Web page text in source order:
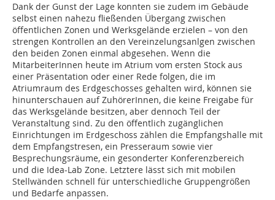
Dank der Gunst der Lage konnten sie zudem im Gebäude
selbst einen nahezu fließenden Übergang zwischen
öffentlichen Zonen und Werksgelände erzielen – von den
strengen Kontrollen an den Vereinzelungsanlgen zwischen
den beiden Zonen einmal abgesehen. Wenn die
MitarbeiterInnen heute im Atrium vom ersten Stock aus
einer Präsentation oder einer Rede folgen, die im
Atriumraum des Erdgeschosses gehalten wird, können sie
hinunterschauen auf ZuhörerInnen, die keine Freigabe für
das Werksgelände besitzen, aber dennoch Teil der
Veranstaltung sind. Zu den öffentlich zugänglichen
Einrichtungen im Erdgeschoss zählen die Empfangshalle mit
dem Empfangstresen, ein Presseraum sowie vier
Besprechungsräume, ein gesonderter Konferenzbereich
und die Idea-Lab Zone. Letztere lässt sich mit mobilen
Stellwänden schnell für unterschiedliche Gruppengrößen
und Bedarfe anpassen.